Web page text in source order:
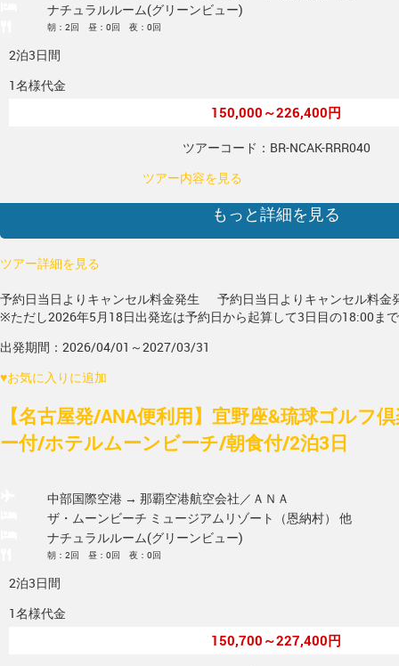
ナチュラルルーム(グリーンビュー)
朝：2回 昼：0回 夜：0回
2泊3日間
1名様代金
150,000～226,400円
ツアーコード：BR-NCAK-RRR040
ツアー内容を見る
もっと詳細を見る
ツアー詳細を見る
予約日当日よりキャンセル料金発生
予約日当日よりキャンセル料金
※ただし2026年5月18日出発迄は予約日から起算して3日目の18:00ま
出発期間：2026/04/01～2027/03/31
♥お気に入りに追加
【名古屋発/ANA便利用】宜野座&琉球ゴルフ
ー付/ホテルムーンビーチ/朝食付/2泊3日
中部国際空港 → 那覇空港航空会社／ＡＮＡ
ザ・ムーンビーチ ミュージアムリゾート（恩納村） 他
ナチュラルルーム(グリーンビュー)
朝：2回 昼：0回 夜：0回
2泊3日間
1名様代金
150,700～227,400円